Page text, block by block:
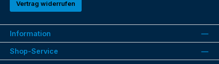
Vertrag widerrufen
Information
Shop-Service